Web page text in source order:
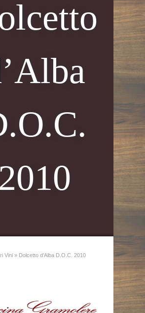
2010
Vini » Dolcetto d’Alba D.O.C. 2010